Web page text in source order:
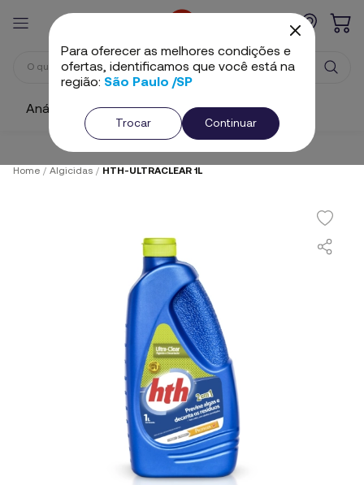
Análise e Ajuste Cloros Algicidas
Home / Algicidas / HTH-ULTRACLEAR 1L
Para oferecer as melhores condições e
ofertas, identificamos que você está na
região: São Paulo /SP
Trocar Continuar